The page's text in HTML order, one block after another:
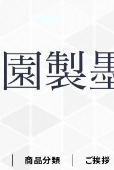
商品分類 ご挨拶